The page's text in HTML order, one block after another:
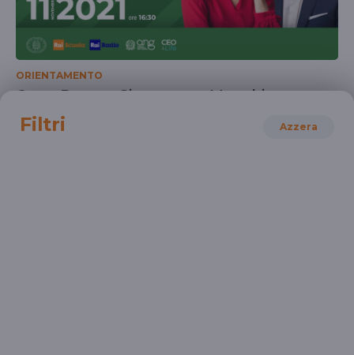
ORIENTAMENTO
Open Doors - Gianmatteo Manghi
Il video della diretta dell'11 novembre 2021
Filtri Azzera